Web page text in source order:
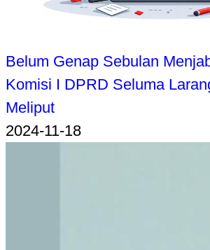
Belum Genap Sebulan
Komisi I DPRD Seluma
Meliput
2024-11-18